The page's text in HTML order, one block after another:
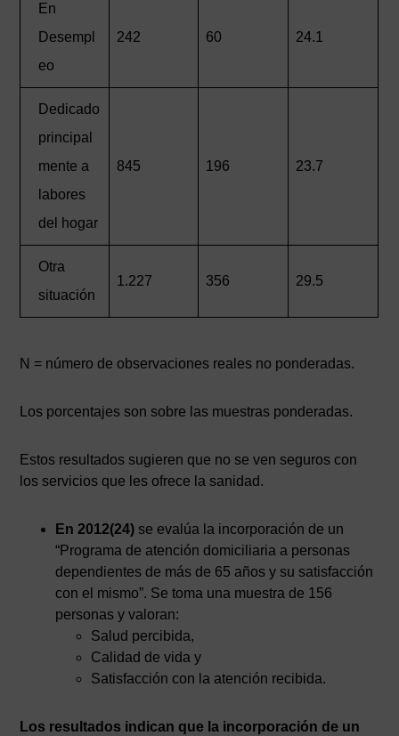
En
Desempl
eo
242 60 24.1
Dedicado
principal
mente a
labores
del hogar
845 196 23.7
Otra
situación
1.227 356 29.5
N = número de observaciones reales no ponderadas.
Los porcentajes son sobre las muestras ponderadas.
Estos resultados sugieren que no se ven seguros con
los servicios que les ofrece la sanidad.
En 2012(24) se evalúa la incorporación de un
“Programa de atención domiciliaria a personas
dependientes de más de 65 años y su satisfacción
con el mismo”. Se toma una muestra de 156
personas y valoran:
Salud percibida,
Calidad de vida y
Satisfacción con la atención recibida.
Los resultados indican que la incorporación de un